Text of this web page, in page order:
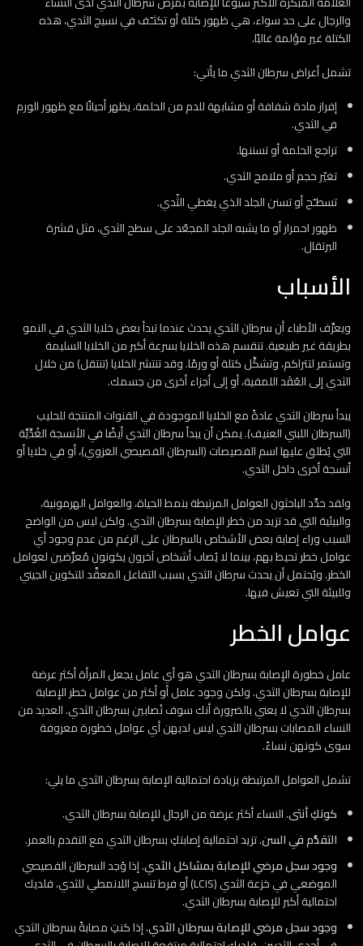
والرجال على حد سواء، هي ظهور كتلة أو تكثـّف في نسيج الثدي، هذه
الكتلة غير مؤلمة غالبًا.
تشمل أعراض سرطان الثدي ما يأتي:
إفراز مادة شفافة أو مشابهة للدم من الحلمة، يظهر أحيانًا مع ظهور الورم
في الثدي.
تراجع الحلمة أو تسننها.
تغيّر حجم أو ملامح الثدي.
تسطـّح أو تسنن الجلد الذي يغطي الثّدي.
ظهور احمرار أو ما يشبه الجلد المجعّد على سطح الثدي، مثل قشرة
البرتقال.
الأسباب
ويعرِّف الأطباء أن سرطان الثدي يحدث عندما تبدأ بعض خلايا الثدي في النمو
بطريقة غير طبيعية. تنقسم هذه الخلايا بسرعة أكبر من الخلايا السليمة
وتستمر لتتراكم، وتشكِّل كتلة أو ورمًا. وقد تنتشر الخلايا (تنتقل) من خلال
الثدي إلى العُقَد اللمفية، أو إلى أجزاء أخرى من جسمك.
يبدأ سرطان الثدي عادةً مع الخلايا الموجودة في القنوات المنتجة للحليب
(السرطان اللبني العنيف). يمكن أن يبدأ سرطان الثدي أيضًا في الأنسجة الغُدِّيَّة
التي يُطلق عليها اسم الفصيصات (السرطان الفصيصي الغزوي)، أو في خلايا أو
أنسجة أخرى داخل الثدي.
ولقد حدَّد الباحثون العوامل المرتبطة بنمط الحياة، والعوامل الهرمونية،
والبيئية التي قد تزيد من خطر الإصابة بسرطان الثدي. ولكن ليس من الواضح
السبب وراء إصابة بعض الأشخاص بالسرطان على الرغم من عدم وجود أي
عوامل خطر تحيط بهم، بينما لا يُصاب أشخاص آخرون يكونون مُعرَّضين لعوامل
الخطر. ويُحتمل أن يحدث سرطان الثدي بسبب التفاعل المعقَّد للتكوين الجيني
وللبيئة التي تعيش فيها.
عوامل الخطر
عامل خطورة الإصابة بسرطان الثدي هو أي عامل يجعل المرأة أكثر عرضة
للإصابة بسرطان الثدي. ولكن وجود عامل أو أكثر من عوامل خطر الإصابة
بسرطان الثدي لا يعني بالضرورة أنك سوف تُصابين بسرطان الثدي. العديد من
النساء المصابات بسرطان الثدي ليس لديهن أي عوامل خطورة معروفة
سوى كونهن نساءً.
تشمل العوامل المرتبطة بزيادة احتمالية الإصابة بسرطان الثدي ما يلي:
كونكِ أنثى.النساء أكثر عرضة من الرجال للإصابة بسرطان الثدي.
التقدُّم في السن.تزيد احتمالية إصابتكِ بسرطان الثدي مع التقدم بالعمر.
وجود سجل مرضي للإصابة بمشاكل الثدي.إذا وُجد السرطان الفصيصي
الموضعي في خزعة الثدي (LCIS) أو فرط تنسج اللانمطي للثدي، فلديك
احتمالية أكبر للإصابة بسرطان الثدي.
وجود سجل مرضي للإصابة بسرطان الثدي.إذا كنتِ مصابةً بسرطان الثدي